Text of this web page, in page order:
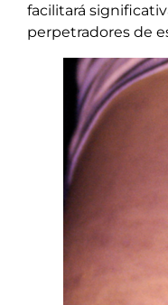
facilitará
perpetradores de